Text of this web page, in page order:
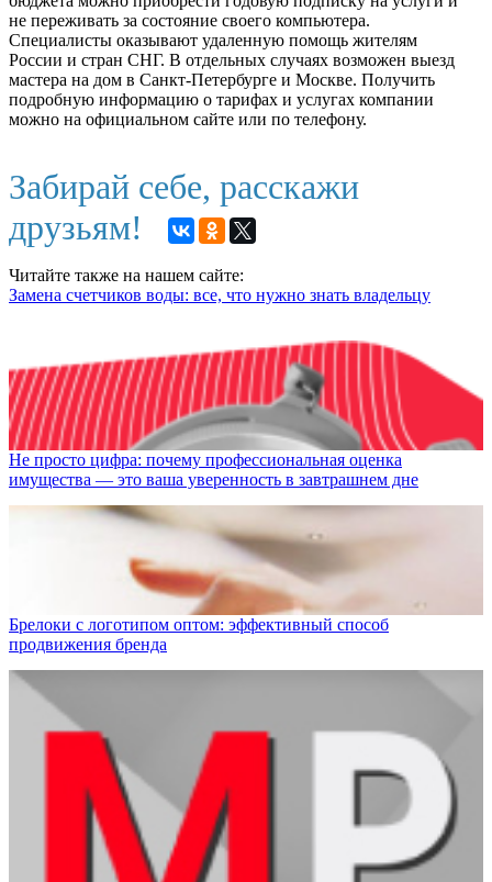
не переживать за состояние своего компьютера.
Специалисты оказывают удаленную помощь жителям
России и стран СНГ. В отдельных случаях возможен выезд
мастера на дом в Санкт-Петербурге и Москве. Получить
подробную информацию о тарифах и услугах компании
можно на официальном сайте или по телефону.
Забирай себе, расскажи
друзьям!
Читайте также на нашем сайте:
Замена счетчиков воды: все, что нужно знать владельцу
Не просто цифра: почему профессиональная оценка
имущества — это ваша уверенность в завтрашнем дне
Брелоки с логотипом оптом: эффективный способ
продвижения бренда